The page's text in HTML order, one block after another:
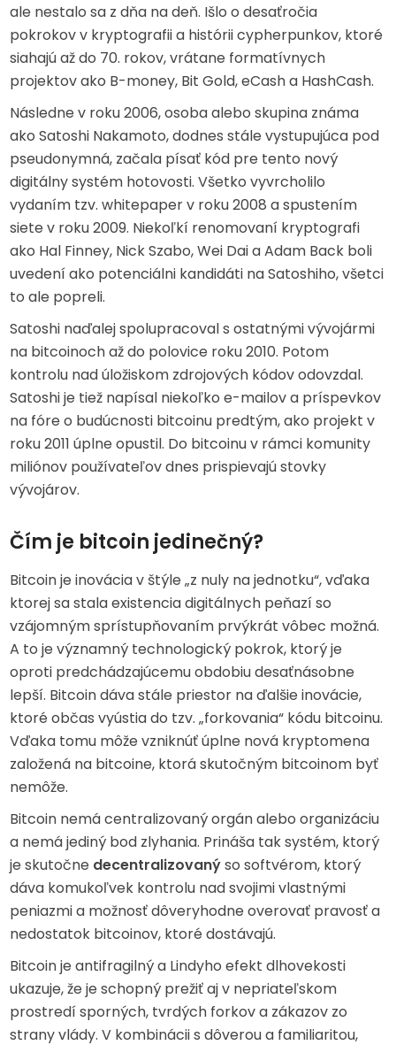
ale nestalo sa z dňa na deň. Išlo o desaťročia
pokrokov v kryptografii a histórii cypherpunkov, ktoré
siahajú až do 70. rokov, vrátane formatívnych
projektov ako B-money, Bit Gold, eCash a HashCash.
Následne v roku 2006, osoba alebo skupina známa
ako Satoshi Nakamoto, dodnes stále vystupujúca pod
pseudonymná, začala písať kód pre tento nový
digitálny systém hotovosti. Všetko vyvrcholilo
vydaním tzv. whitepaper v roku 2008 a spustením
siete v roku 2009. Niekoľkí renomovaní kryptografi
ako Hal Finney, Nick Szabo, Wei Dai a Adam Back boli
uvedení ako potenciálni kandidáti na Satoshiho, všetci
to ale popreli.
Satoshi naďalej spolupracoval s ostatnými vývojármi
na bitcoinoch až do polovice roku 2010. Potom
kontrolu nad úložiskom zdrojových kódov odovzdal.
Satoshi je tiež napísal niekoľko e-mailov a príspevkov
na fóre o budúcnosti bitcoinu predtým, ako projekt v
roku 2011 úplne opustil. Do bitcoinu v rámci komunity
miliónov používateľov dnes prispievajú stovky
vývojárov.
Čím je bitcoin jedinečný?
Bitcoin je inovácia v štýle „z nuly na jednotku“, vďaka
ktorej sa stala existencia digitálnych peňazí so
vzájomným sprístupňovaním prvýkrát vôbec možná.
A to je významný technologický pokrok, ktorý je
oproti predchádzajúcemu obdobiu desaťnásobne
lepší. Bitcoin dáva stále priestor na ďalšie inovácie,
ktoré občas vyústia do tzv. „forkovania“ kódu bitcoinu.
Vďaka tomu môže vzniknúť úplne nová kryptomena
založená na bitcoine, ktorá skutočným bitcoinom byť
nemôže.
Bitcoin nemá centralizovaný orgán alebo organizáciu
a nemá jediný bod zlyhania. Prináša tak systém, ktorý
je skutočne decentralizovanýso softvérom, ktorý
dáva komukoľvek kontrolu nad svojimi vlastnými
peniazmi a možnosť dôveryhodne overovať pravosť a
nedostatok bitcoinov, ktoré dostávajú.
Bitcoin je antifragilný a Lindyho efekt dlhovekosti
ukazuje, že je schopný prežiť aj v nepriateľskom
prostredí sporných, tvrdých forkov a zákazov zo
strany vlády. V kombinácii s dôverou a familiaritou,